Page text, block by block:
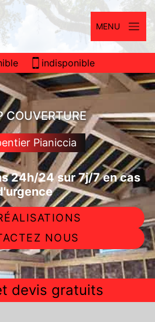
MENU
indisponible
COUVERTURE
Pianiccia
24h/24 sur 7j/7 en cas
NOUS
devis gratuits